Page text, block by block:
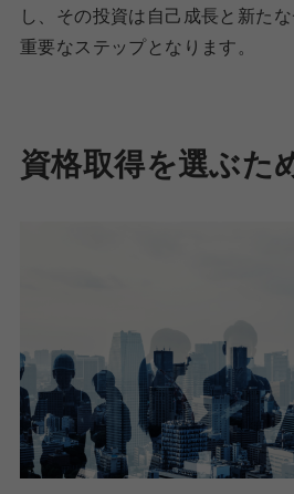
し、その投資は自己成長と新た
重要なステップとなります。
資格取得を選ぶた